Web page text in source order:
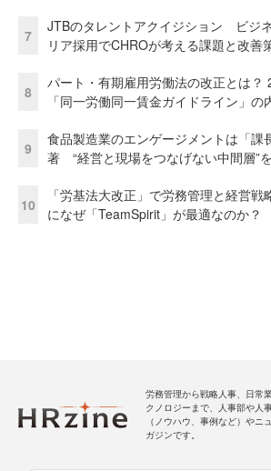
7
JTBのタレントアクイジション ビジ
リア採用でCHROが考える課題と改善
8
パート・有期雇用労働法の改正とは？
「同一労働同一賃金ガイドライン」の
9
食品製造業のエンゲージメントは「課
著 “経営と現場をつなげない中間層”
10
「労基法大改正」で労務管理と経営
になぜ「TeamSpirit」が最適なのか？
労務管理から戦略人事、日常
クノロジーまで、人事部や人
（ノウハウ、事例など）やニ
ガジンです。